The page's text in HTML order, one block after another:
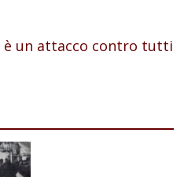
è un attacco contro tutti